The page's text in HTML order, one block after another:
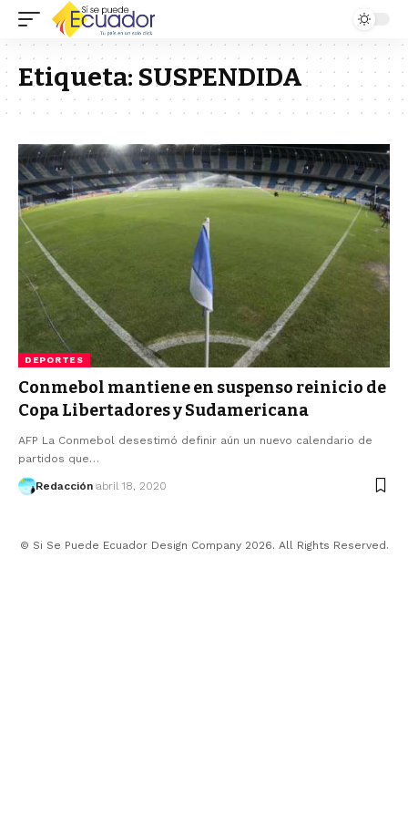
Etiqueta: SUSPENDIDA
DEPORTES
Conmebol mantiene en suspenso reinicio de
Copa Libertadores y Sudamericana
AFP La Conmebol desestimó definir aún un nuevo calendario de
partidos que…
Redacción abril 18, 2020
© Si Se Puede Ecuador Design Company 2026. All Rights Reserved.